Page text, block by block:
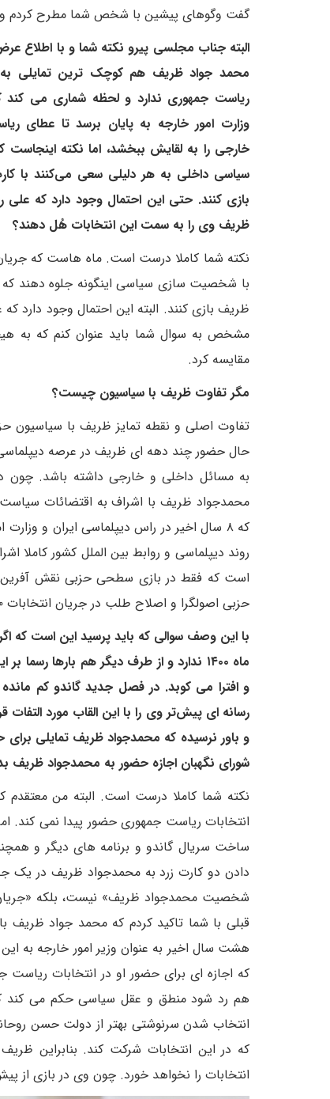
گفت وگوهای پیشین با شخص شما مطرح کردم و
البته جناب مجلسی پیرو نکته شما و با
محمد جواد ظریف هم کوچک ترین تمایلی به
ریاست جمهوری ندارد و لحظه شماری می کند
وزارت امور خارجه به پایان برسد تا عطای
خارجی را به لقایش ببخشد، اما نکته
سیاسی داخلی به هر دلیلی سعی می‌کنند با
بازی کنند. حتی این احتمال وجود دارد که علی
ظریف وی را به سمت این انتخابات هُل دهند؟
نکته شما کاملا درست است. ماه هاست که
با شخصیت سازی سیاسی اینگونه جلوه دهند که
ظریف بازی کنند. البته این احتمال وجود دارد
مشخص به سوال شما باید عنوان کنم که به
مقایسه کرد.
مگر تفاوت ظریف با سیاسیون چیست؟
تفاوت اصلی و نقطه تمایز ظریف با سیاسیون
حال حضور چند دهه ای ظریف در عرصه
به مسائل داخلی و خارجی داشته باشد. چون
محمدجواد ظریف با اشراف به اقتضائات
که ۸ سال اخیر در راس دیپلماسی ایران و
روند دیپلماسی و روابط بین الملل کشور کاملا
است که فقط در بازی سطحی حزبی نقش آفرین
حزبی اصولگرا و اصلاح طلب در جریان انتخابات ۱۴۰۰ نمی کند.
با این وصف سوالی که باید پرسید این است که
ماه ۱۴۰۰ ندارد و از طرف دیگر هم بارها
و افترا می کوبد. در فصل جدید گاندو کم
رسانه ای پیش‌تر وی را با این القاب مورد
و باور نرسیده که محمدجواد ظریف تمایلی برای
شورای نگهبان اجازه حضور به محمدجواد ظریف
نکته شما کاملا درست است. البته من
انتخابات ریاست جمهوری حضور پیدا نمی کند.
ساخت سریال گاندو و برنامه های دیگر و
دادن دو کارت زرد به محمدجواد ظریف در
شخصیت محمدجواد ظریف» نیست، بلکه
هشت سال اخیر به عنوان وزیر امور خارجه به
که اجازه ای برای حضور او در انتخابات ریاست
هم رد شود منطق و عقل سیاسی حکم می کند
انتخاب شدن سرنوشتی بهتر از دولت حسن
که در این انتخابات شرکت کند. بنابراین
انتخابات را نخواهد خورد. چون وی در بازی از